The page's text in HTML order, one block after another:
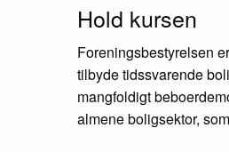
Hold kursen
Foreningsbestyrelsen
tilbyde tidssvarende
mangfoldigt
almene boligsektor,